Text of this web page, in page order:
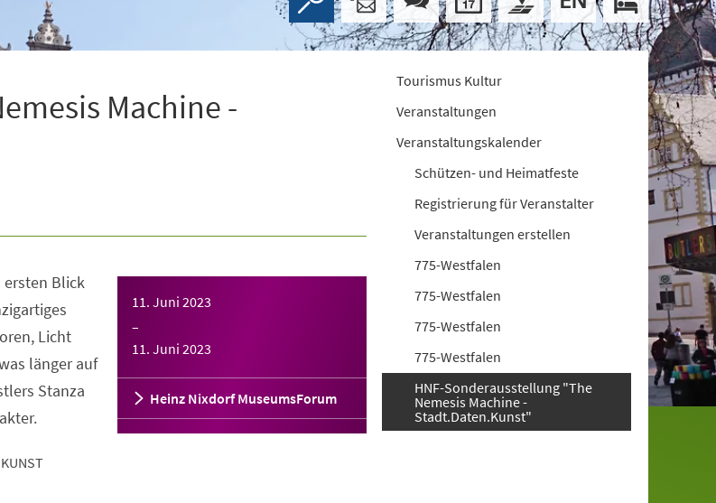
Machine -
11. Juni 2023
–
11. Juni 2023
Heinz Nixdorf MuseumsForum
ersten Blick
Licht
länger auf
Stanza
Tourismus Kultur
Veranstaltungen
Veranstaltungskalender
Schützen- und Heimatfeste
Registrierung für Veranstalter
Veranstaltungen erstellen
775-Westfalen
775-Westfalen
775-Westfalen
775-Westfalen
HNF-Sonderausstellung "The
Nemesis Machine -
Stadt.Daten.Kunst"